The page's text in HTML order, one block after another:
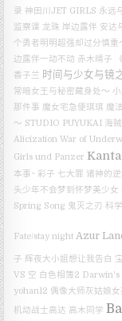
录 神田川JET GIRLS 永远
监察课 龙珠 岸边露伴 安达
个勇者明明超强却过分慎重
边露伴一动不动 赤木晴子
香子兰 时间与少女与镜
常暗女王与秘密藏身处～
那件事 魔女宅急便琪琪 魔
～ STUDIO PUYUKAI 海
Alicization War of
Girls und Panzer
本事~ 彩子 七大罪 诸神的
头少年不会梦到怀梦美少女
Spring Song 鬼灭之刃 科
Fate/stay night Azur
子 辉夜大小姐想让我告白
VS 空 白色相簿2 Darwin's
yohan12 偶像大师灰姑娘女
机动战士高达 高木同学